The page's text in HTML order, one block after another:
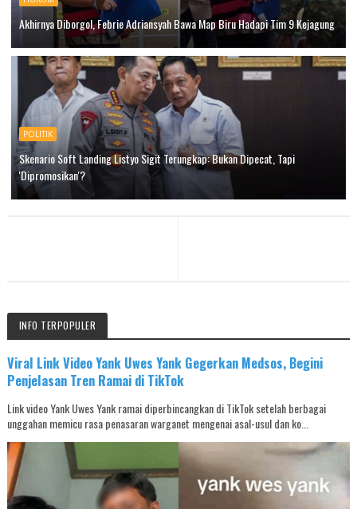
Akhirnya Diborgol, Febrie Adriansyah Bawa Map Biru Hadapi Tim 9 Kejagung
POLITIK
Skenario Soft Landing Listyo Sigit Terungkap: Bukan Dipecat, Tapi
'Dipromosikan'?
INFO TERPOPULER
Viral Link Video Yank Uwes Yank Gegerkan Medsos, Begini
Penjelasan Tren Ramai di TikTok
Link video Yank Uwes Yank ramai diperbincangkan di TikTok setelah berbagai
unggahan memicu rasa penasaran warganet mengenai asal-usul dan ko...